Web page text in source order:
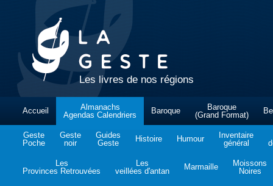
Les livres de nos régions
Accueil
Almanachs
Agendas Calendriers
Baroque
Baroque
(Grand Format)
Geste
Poche
Geste
noir
Guides
Geste
Histoire Humour
Inventaire
général
Les
Provinces Retrouvées
Les
veillées d'antan
Marmaille
Moissons
Noires